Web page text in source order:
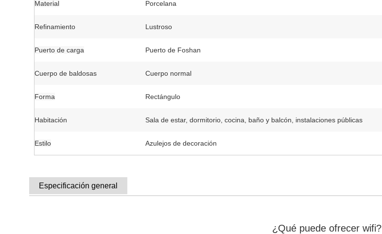
Material Porcelana
Refinamiento Lustroso
Puerto de carga Puerto de Foshan
Cuerpo de baldosas Cuerpo normal
Forma Rectángulo
Habitación Sala de estar, dormitorio, cocina, baño y balcón, instalaciones públicas
Estilo Azulejos de decoración
Especificación general
¿Qué puede ofrecer wifi?